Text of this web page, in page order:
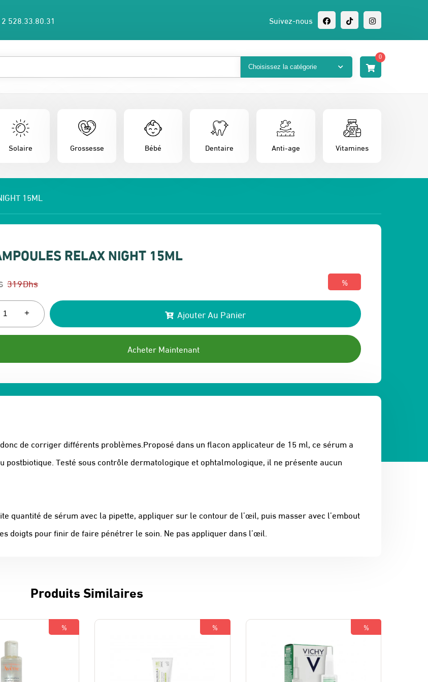
528.33.80.31 Suivez-nous
0
Solaire Grossesse Bébé Dentaire Anti-age Vitamines
15ML
RELAX NIGHT 15ML
319Dhs %
+ Ajouter Au Panier
Acheter Maintenant
de corriger différents problèmes.Proposé dans un flacon applicateur de 15 ml, ce sérum a
postbiotique. Testé sous contrôle dermatologique et ophtalmologique, il ne présente aucun
quantité de sérum avec la pipette, appliquer sur le contour de l’œil, puis masser avec l’embout
doigts pour finir de faire pénétrer le soin. Ne pas appliquer dans l’œil.
Produits Similaires
% % %